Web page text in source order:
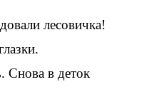
лесовичка!
Снова в деток